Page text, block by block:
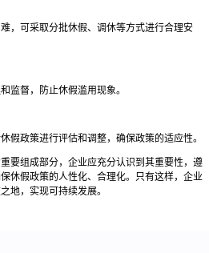
，可采取分批休假、调休等方式进行合理安
监督，防止休假滥用现象。
假政策进行评估和调整，确保政策的适应性。
要组成部分，企业应充分认识到其重要性，遵
休假政策的人性化、合理化。只有这样，企业
地，实现可持续发展。